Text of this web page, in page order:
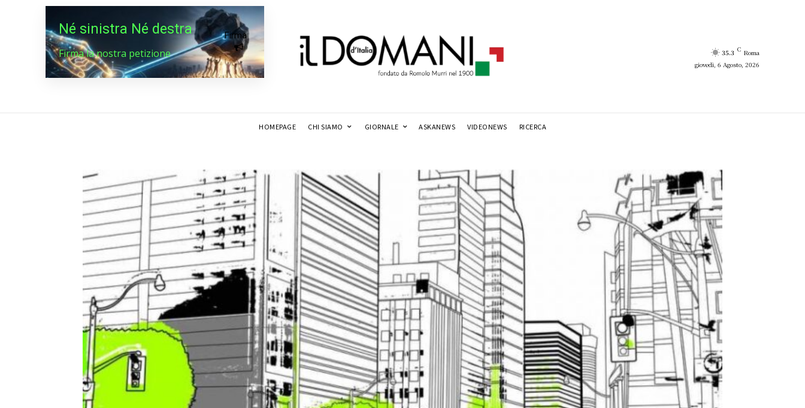
Né sinistra Né destra
Firma la nostra petizione
Firma
35.3 C Roma
giovedì, 6 Agosto, 2026
HOMEPAGE CHI SIAMO GIORNALE ASKANEWS VIDEONEWS RICERCA